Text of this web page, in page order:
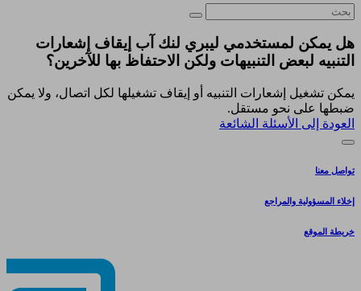
هل يمكن لمستخدمي ليبري لنك آب إيقاف إشعارات
التنبيه لبعض التنبيهات ولكن الاحتفاظ بها للآخرين؟
يمكن تشغيل إشعارات التنبيه أو إيقاف تشغيلها لكل اتصال، ولا يمكن
ضبطها على نحو مستقل.
العودة إلى الأسئلة الشائعة
تواصل معنا
إخلاء المسؤولية والمراجع
خريطة الموقع